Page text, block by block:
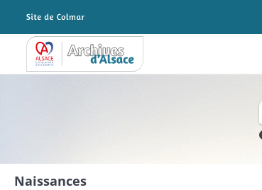
Archives Alsace - Colmar
Naissances